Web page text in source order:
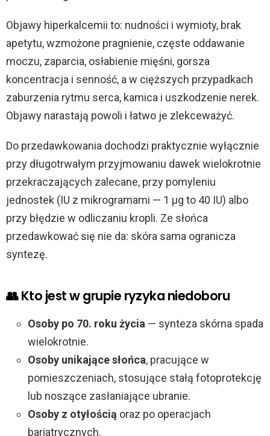
Objawy hiperkalcemii to: nudności i wymioty, brak
apetytu, wzmożone pragnienie, częste oddawanie
moczu, zaparcia, osłabienie mięśni, gorsza
koncentracja i senność, a w cięższych przypadkach
zaburzenia rytmu serca, kamica i uszkodzenie nerek.
Objawy narastają powoli i łatwo je zlekceważyć.
Do przedawkowania dochodzi praktycznie wyłącznie
przy długotrwałym przyjmowaniu dawek wielokrotnie
przekraczających zalecane, przy pomyleniu
jednostek (IU z mikrogramami — 1 µg to 40 IU) albo
przy błędzie w odliczaniu kropli. Ze słońca
przedawkować się nie da: skóra sama ogranicza
syntezę.
👥 Kto jest w grupie ryzyka niedoboru
Osoby po 70. roku życia — synteza skórna spada
wielokrotnie.
Osoby unikające słońca, pracujące w
pomieszczeniach, stosujące stałą fotoprotekcję
lub noszące zasłaniające ubranie.
Osoby z otyłością oraz po operacjach
bariatrycznych.